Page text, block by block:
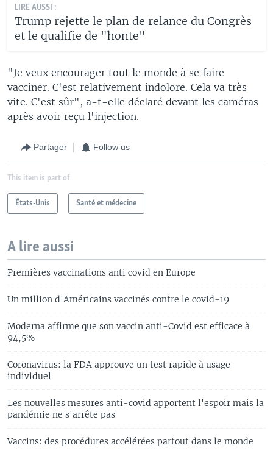
LIRE AUSSI :
Trump rejette le plan de relance du Congrès
et le qualifie de "honte"
"Je veux encourager tout le monde à se faire
vacciner. C'est relativement indolore. Cela va très
vite. C'est sûr", a-t-elle déclaré devant les caméras
après avoir reçu l'injection.
Partager Follow us
This item is part of
États-Unis Santé et médecine
A lire aussi
Premières vaccinations anti covid en Europe
Un million d'Américains vaccinés contre le covid-19
Moderna affirme que son vaccin anti-Covid est efficace à
94,5%
Coronavirus: la FDA approuve un test rapide à usage
individuel
Les nouvelles mesures anti-covid apportent l'espoir mais la
pandémie ne s'arrête pas
Vaccins: des procédures accélérées partout dans le monde